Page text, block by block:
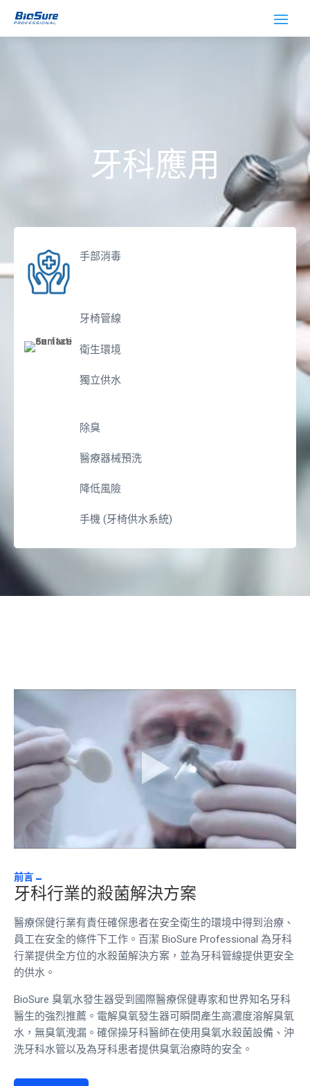
牙科應用
手部消毒
牙椅管線
衛生環境
獨立供水
除臭
醫療器械預洗
降低風險
手機 (牙椅供水系統)
前言
牙科行業的殺菌解決方案
醫療保健行業有責任確保患者在安全衛生的環境中得到治療、
員工在安全的條件下工作。百潔 BioSure Professional 為牙科
行業提供全方位的水殺菌解決方案，並為牙科管線提供更安全
的供水。
BioSure 臭氧水發生器受到國際醫療保健專家和世界知名牙科
醫生的強烈推薦。電解臭氧發生器可瞬間產生高濃度溶解臭氧
水，無臭氧洩漏。確保操牙科醫師在使用臭氧水殺菌設備、沖
洗牙科水管以及為牙科患者提供臭氧治療時的安全。